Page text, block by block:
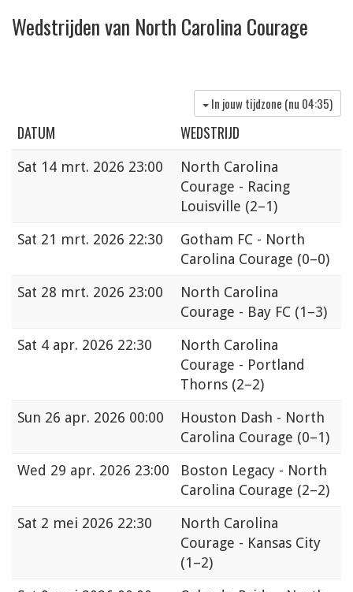
Wedstrijden van North Carolina Courage
In jouw tijdzone (nu 04:35)
DATUM WEDSTRIJD
Sat 14 mrt. 2026 23:00
North Carolina
Courage - Racing
Louisville (2–1)
Sat 21 mrt. 2026 22:30
Gotham FC - North
Carolina Courage (0–0)
Sat 28 mrt. 2026 23:00
North Carolina
Courage - Bay FC (1–3)
Sat 4 apr. 2026 22:30
North Carolina
Courage - Portland
Thorns (2–2)
Sun 26 apr. 2026 00:00
Houston Dash - North
Carolina Courage (0–1)
Wed 29 apr. 2026 23:00
Boston Legacy - North
Carolina Courage (2–2)
Sat 2 mei 2026 22:30
North Carolina
Courage - Kansas City
(1–2)